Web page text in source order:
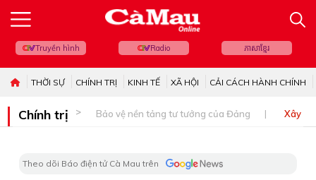
Truyền hình Radio ភាសាខ្មែរ
THỜI SỰ CHÍNH TRỊ KINH TẾ XÃ HỘI CẢI CÁCH HÀNH CHÍNH
Chính trị Bảo vệ nền tảng tư tưởng của Đảng Xây
Theo dõi Báo điện tử Cà Mau trên